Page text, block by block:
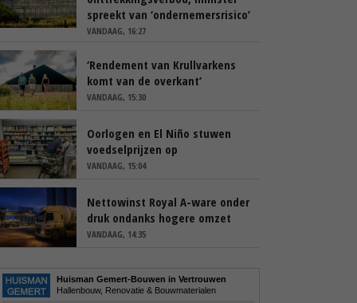
spreekt van ‘ondernemersrisico’
VANDAAG, 16:27
‘Rendement van Krullvarkens
komt van de overkant’
VANDAAG, 15:30
Oorlogen en El Niño stuwen
voedselprijzen op
VANDAAG, 15:04
Nettowinst Royal A-ware onder
druk ondanks hogere omzet
VANDAAG, 14:35
Huisman Gemert-Bouwen in Vertrouwen
Hallenbouw, Renovatie & Bouwmaterialen